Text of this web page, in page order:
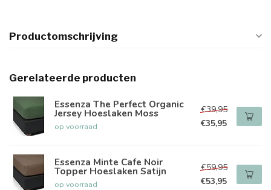
Productomschrijving
Gerelateerde producten
Essenza The Perfect Organic
Jersey Hoeslaken Moss
op voorraad
€39,95
€35,95
Essenza Minte Cafe Noir
Topper Hoeslaken Satijn
op voorraad
€59,95
€53,95